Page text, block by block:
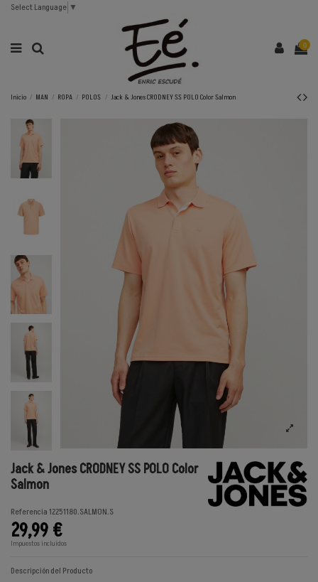
Select Language ▼
0
Inicio MAN ROPA POLOS Jack & Jones CRODNEY SS POLO Color Salmon
Jack & Jones CRODNEY SS POLO Color
Salmon
Referencia12251180.SALMON.S
29,99 €
Impuestos incluidos
Descripción del Producto